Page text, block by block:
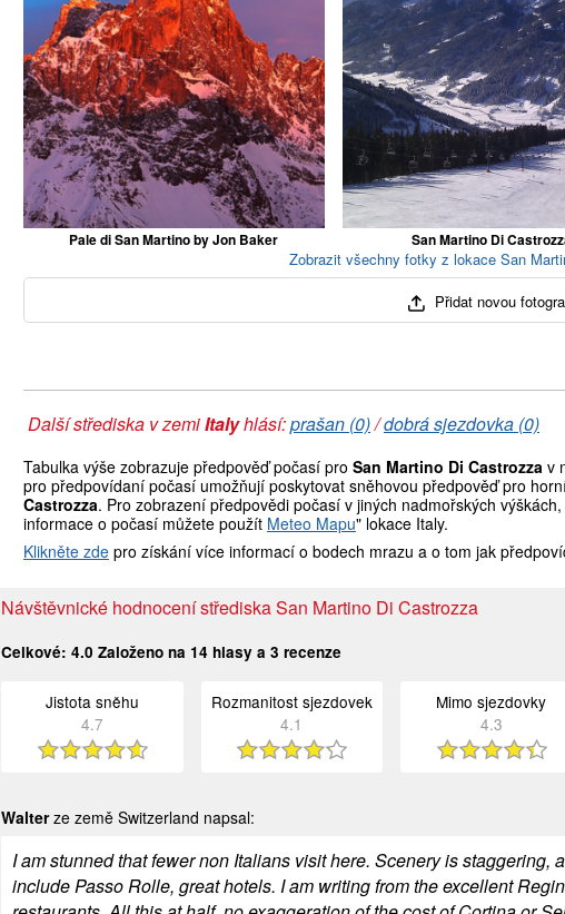
Pale di San Martino by Jon Baker San Martino Di
Zobrazit všechny fotky z lokace San
Přidat novou
Další střediska v zemiItalyhlásí:prašan (0)/dobrá sjezdovka (0)
Tabulka výše zobrazuje předpověď počasí pro San Martino Di Castrozza v
pro předpovídaní počasí umožňují poskytovat sněhovou předpověď pro
Castrozza. Pro zobrazení předpovědi počasí v jiných nadmořských
informace o počasí můžete použít Meteo Mapu" lokace Italy.
Klikněte zde pro získání více informací o bodech mrazu a o tom jak
Návštěvnické hodnocení střediska San Martino Di Castrozza
Celkové: 4.0 Založeno na 14 hlasy a 3 recenze
Jistota sněhu
4.7
Rozmanitost sjezdovek
4.1
Mimo sjezdovky
4.3
Walterze země Switzerland napsal:
I am stunned that fewer non Italians visit here. Scenery is staggering,
include Passo Rolle, great hotels. I am writing from the excellent